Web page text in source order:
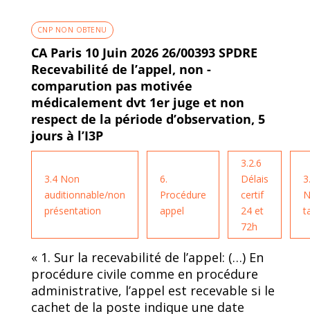
CNP NON OBTENU
CA Paris 10 Juin 2026 26/00393 SPDRE
Recevabilité de l’appel, non -
comparution pas motivée
médicalement dvt 1er juge et non
respect de la période d’observation, 5
jours à l’I3P
3.4 Non
auditionnable/non
présentation
6.
Procédure
appel
3.2.6
Délais
certif
24 et
72h
« 1. Sur la recevabilité de l’appel: (…) En
procédure civile comme en procédure
administrative, l’appel est recevable si le
cachet de la poste indique une date